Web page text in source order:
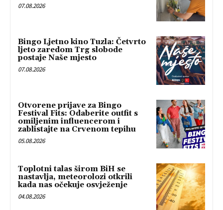
07.08.2026
Bingo Ljetno kino Tuzla: Četvrto
ljeto zaredom Trg slobode
postaje Naše mjesto
07.08.2026
Otvorene prijave za Bingo
Festival Fits: Odaberite outfit s
omiljenim influencerom i
zablistajte na Crvenom tepihu
05.08.2026
Toplotni talas širom BiH se
nastavlja, meteorolozi otkrili
kada nas očekuje osvježenje
04.08.2026